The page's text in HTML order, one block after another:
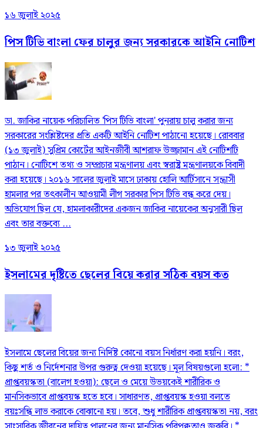
১৬ জুলাই ২০২৫
পিস টিভি বাংলা ফের চালুর জন্য সরকারকে আইনি নোটিশ
ডা. জাকির নায়েক পরিচালিত 'পিস টিভি বাংলা' পুনরায় চালু করার জন্য
সরকারের সংশ্লিষ্টদের প্রতি একটি আইনি নোটিশ পাঠানো হয়েছে। রোববার
(১৩ জুলাই) সুপ্রিম কোর্টের আইনজীবী আশরাফ উজ্জামান এই নোটিশটি
পাঠান। নোটিশে তথ্য ও সম্প্রচার মন্ত্রণালয় এবং স্বরাষ্ট্র মন্ত্রণালয়কে বিবাদী
করা হয়েছে। ২০১৬ সালের জুলাই মাসে ঢাকায় হোলি আর্টিসানে সন্ত্রাসী
হামলার পর তৎকালীন আওয়ামী লীগ সরকার পিস টিভি বন্ধ করে দেয়।
অভিযোগ ছিল যে, হামলাকারীদের একজন জাকির নায়েকের অনুসারী ছিল
এবং তার বক্তব্যে ...
১৩ জুলাই ২০২৫
ইসলামের দৃষ্টিতে ছেলের বিয়ে করার সঠিক বয়স কত
ইসলামে ছেলের বিয়ের জন্য নির্দিষ্ট কোনো বয়স নির্ধারণ করা হয়নি। বরং,
কিছু শর্ত ও নির্দেশনার উপর গুরুত্ব দেওয়া হয়েছে। মূল বিষয়গুলো হলো: *
প্রাপ্তবয়স্কতা (বালেগ হওয়া): ছেলে ও মেয়ে উভয়কেই শারীরিক ও
মানসিকভাবে প্রাপ্তবয়স্ক হতে হবে। সাধারণত, প্রাপ্তবয়স্ক হওয়া বলতে
বয়ঃসন্ধি লাভ করাকে বোঝানো হয়। তবে, শুধু শারীরিক প্রাপ্তবয়স্কতা নয়, বরং